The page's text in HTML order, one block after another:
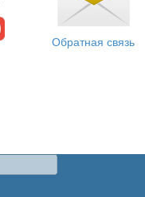
Обратная связь